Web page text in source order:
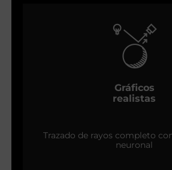
Gráficos
realistas
Trazado de rayos completo
neuronal